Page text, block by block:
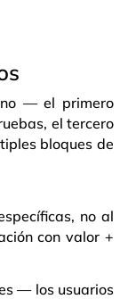
— el primero
el tercero
bloques de
no al
con valor +
— los usuarios